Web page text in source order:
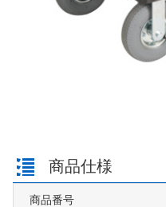
商品仕様
商品番号